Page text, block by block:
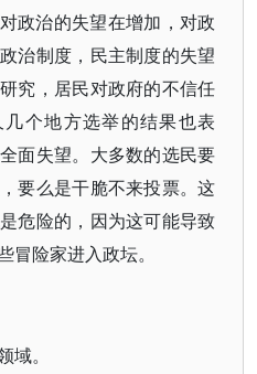
政治的失望在增加，对政
治制度，民主制度的失望
究，居民对政府的不信任
个地方选举的结果也表
面失望。大多数的选民要
要么是干脆不来投票。这
危险的，因为这可能导致
险家进入政坛。
。